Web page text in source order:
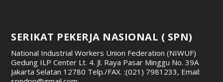
SERIKAT PEKERJA NASIONAL ( SPN)
National Industrial Workers Union Federation (NIWUF)
Gedung ILP Center Lt. 4. Jl. Raya Pasar Minggu No. 39A
Jakarta Selatan 12780 Telp./FAX. :(021) 7981233, Email: